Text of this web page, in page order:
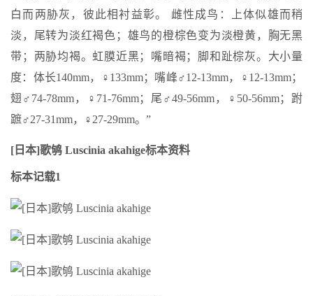
白而两胁灰，彼此相衬益彰。 雌性成鸟：上体似雄而稍
淡，尾转为淡红褐色；雄鸟的橙棕色变为淡橙黄，胸无黑
带；两胁均褐。虹膜近黑；嘴暗褐；脚和趾棕灰。大小量
度：体长140mm，♀133mm；嘴峰♂12-13mm，♀12-13mm；
翅♂74-78mm，♀71-76mm；尾♂49-56mm，♀50-56mm；跗
蹠♂27-31mm，♀27-29mm。”
[日本]歌鸲 Luscinia akahige标本资料
标本记载1